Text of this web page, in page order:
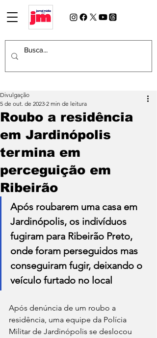
Roubo a residência
em Jardinópolis
termina em
perceguição em
Ribeirão
Divulgação
5 de out. de 2023 2 min de leitura
Após roubarem uma casa em
Jardinópolis, os indivíduos
fugiram para Ribeirão Preto,
onde foram perseguidos mas
conseguiram fugir, deixando o
veículo furtado no local
Após denúncia de um roubo a
residência, uma equipe da Polícia
Militar de Jardinópolis se deslocou